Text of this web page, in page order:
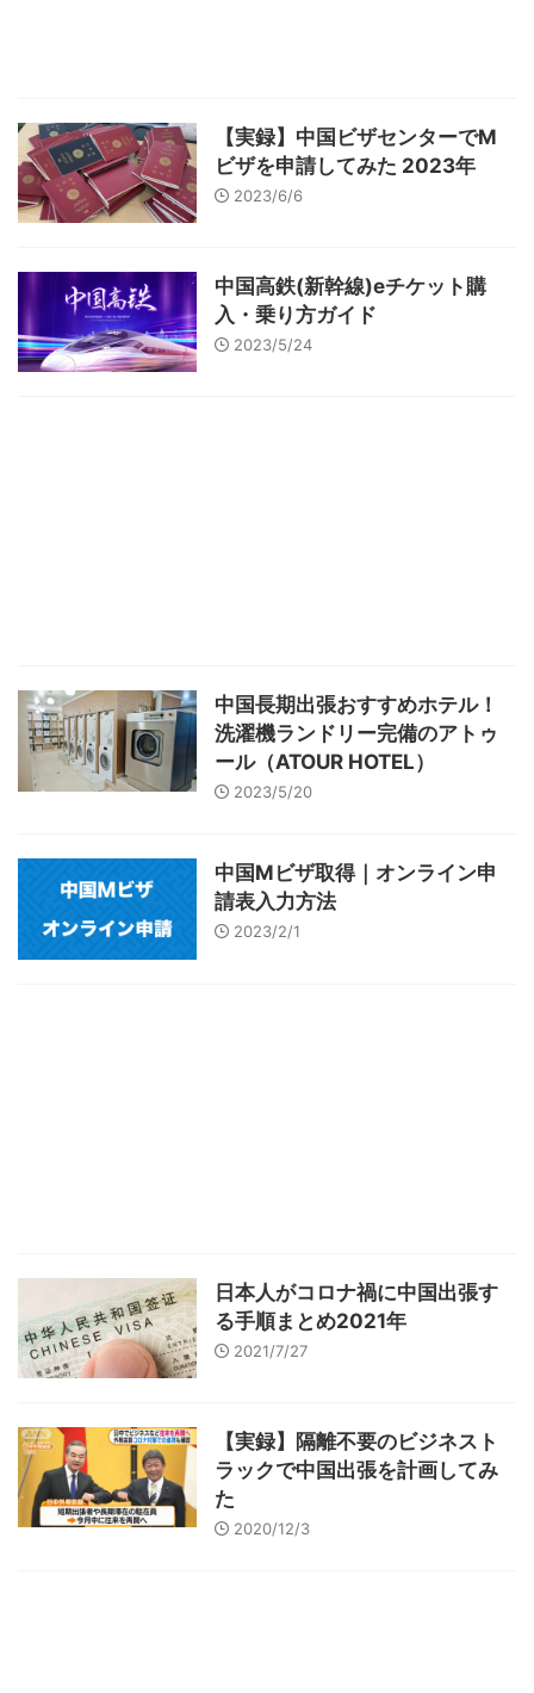
【実録】中国ビザセンターでM
ビザを申請してみた 2023年
2023/6/6
中国高鉄(新幹線)eチケット購
入・乗り方ガイド
2023/5/24
中国長期出張おすすめホテル！
洗濯機ランドリー完備のアトゥ
ール（ATOUR HOTEL）
2023/5/20
中国Mビザ取得｜オンライン申
請表入力方法
2023/2/1
日本人がコロナ禍に中国出張す
る手順まとめ2021年
2021/7/27
【実録】隔離不要のビジネスト
ラックで中国出張を計画してみ
た
2020/12/3